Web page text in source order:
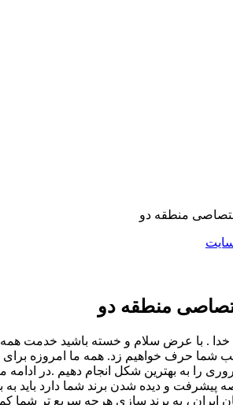
منطقه دو
منطقه دو
. با عرض سلام و خسته باشید خدمت همه
حرف خواهیم زد. همه ما امروزه برای
به بهترین شکل انجام دهیم .در ادامه
پیشرفت و دیده شدن برند شما دارد
ایران ، به برند سازی هرچه سریع تر شما